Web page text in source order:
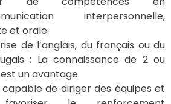
interpersonnelle,
et orale.
de l’anglais, du français ou du
; La connaissance de 2 ou
un avantage.
de diriger des équipes et